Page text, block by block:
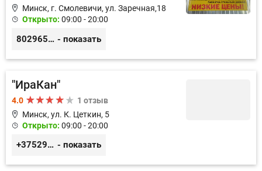
Минск, г. Смолевичи, ул. Заречная,18
Открыто: 09:00 - 20:00
80296536861 - показать
"ИраКан"
4.0
1 отзыв
Минск, ул. К. Цеткин, 5
Открыто: 09:00 - 20:00
+375296508503 - показать